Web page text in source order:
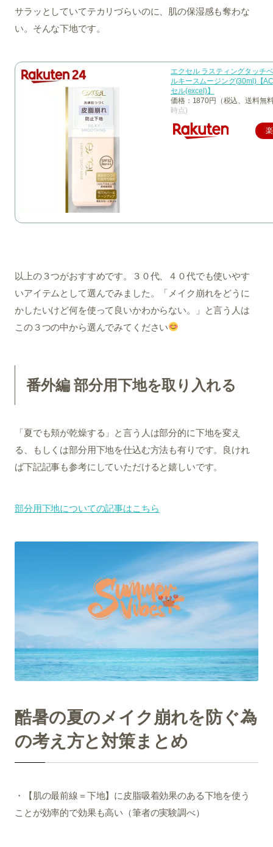
サラッとしていてテカリづらいのに、肌の保湿感も奪わな
い。そんな下地です。
エクセル ラスティングタッチ
ルキースムージング(30ml)【
セル(excel)】
価格：1870円（税込、送料無
時点)
以上の３つがおすすめです。３０代、４０代でも使いやす
いアイテムとして選んでみました。「メイク崩れをどうに
かしたいけど何を使って良いかわからない。」と言う人は
この３つの中から選んでみてください
番外編 部分用下地を取り入れる
「夏でも頬が乾燥する」と言う人は部分的に下地を変え
る、もしくは部分用下地を仕込む方法も有りです。良けれ
ば下記記事も参考にしていただけると嬉しいです。
部分用下地についての記事はこちら
酷暑の夏のメイク崩れを防ぐ為
の考え方と対策まとめ
・【肌の最前線＝下地】に皮脂吸着効果のある下地を使う
ことが効率的で効果も高い（筆者の実験調べ）